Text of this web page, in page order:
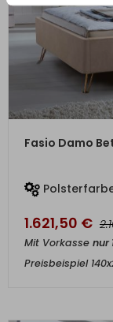
Fasio Damo
1.621,50 €
Mit Vorkasse nur
Preisbeispiel